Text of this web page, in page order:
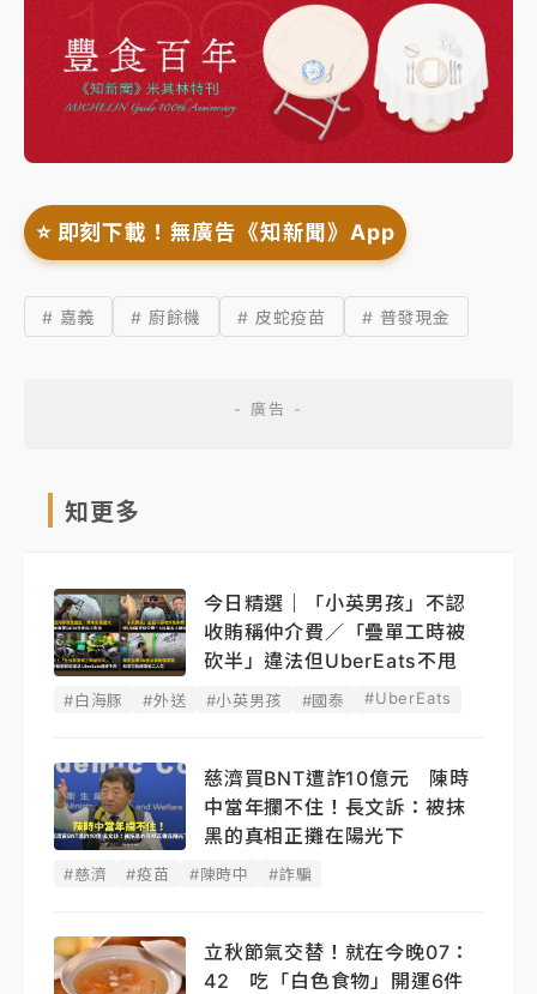
⭐️ 即刻下載！無廣告《知新聞》App
# 嘉義 # 廚餘機 # 皮蛇疫苗 # 普發現金
知更多
今日精選｜「小英男孩」不認
收賄稱仲介費／「疊單工時被
砍半」違法但UberEats不甩
#白海豚 #外送 #小英男孩 #國泰 #UberEats
慈濟買BNT遭詐10億元 陳時
中當年攔不住！長文訴：被抹
黑的真相正攤在陽光下
#慈濟 #疫苗 #陳時中 #詐騙
立秋節氣交替！就在今晚07：
42 吃「白色食物」開運6件